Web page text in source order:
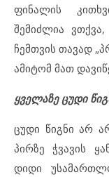
ფინალის
შემიძლია
ჩემთვის თავად
ამიტომ მათ
ყველაზე ცუდი
ცუდი წიგნი არ
პირზე ჭვავის
დიდი